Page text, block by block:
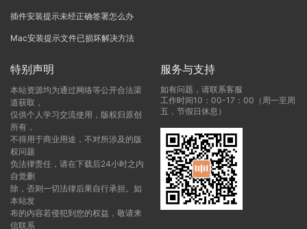
插件安装提示未经正确签署怎么办
Mac安装提示文件已损坏解决方法
特别声明
本站资源均为通过网络等公开合法渠
道获取，
仅供个人学习交流使用，版权归原创
所有，
不得用于商业用途，不对所涉及的版
权问题
负法律责任，请在下载后24小时之内
自觉删
除，否则一切法律后果自行承担。如
本站发
布的内容若侵犯到您的权益，敬请来
信联系
服务与支持
如有问题，请联系客服
工作时间10：00-17：00（周一至周
五，节假日休息）